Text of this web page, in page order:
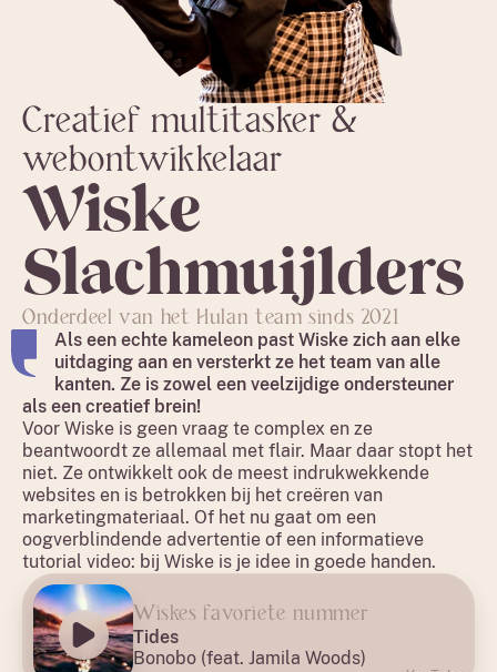
Creatief multitasker &
webontwikkelaar
Wiske
Slachmuijlders
Onderdeel van het Hulan team sinds 2021
Als een echte kameleon past Wiske zich aan elke
uitdaging aan en versterkt ze het team van alle
kanten. Ze is zowel een veelzijdige ondersteuner
als een creatief brein!
Voor Wiske is geen vraag te complex en ze
beantwoordt ze allemaal met flair. Maar daar stopt het
niet. Ze ontwikkelt ook de meest indrukwekkende
websites en is betrokken bij het creëren van
marketingmateriaal. Of het nu gaat om een
oogverblindende advertentie of een informatieve
tutorial video: bij Wiske is je idee in goede handen.
Wiskes favoriete nummer
Tides
Bonobo (feat. Jamila Woods)